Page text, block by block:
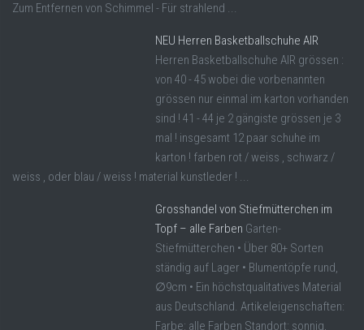
Zum Entfernen von Schimmel - Für strahlend ...
NEU Herren Basketballschuhe AIR
Herren Basketballschuhe AIR grössen :
von 40 - 45 wobei die vorbenannten
grössen nur einmal im karton vorhanden
sind ! 41 - 44 je 2 gängiste grössen je 3
mal ! insgesamt 12 paar schuhe im
karton ! farben rot / weiss , schwarz /
weiss , oder blau / weiss ! material kunstleder ! ...
Grosshandel von Stiefmütterchen im
Topf – alle Farben Garten-
Stiefmütterchen • Über 80+ Sorten
ständig auf Lager • Blumentöpfe rund,
∅9cm • Ein höchstqualitatives Material
aus Deutschland. Artikeleigenschaften:
Farbe: alle Farben Standort: sonnig,